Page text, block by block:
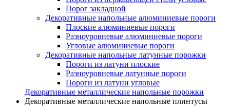
Порог закладной
Декоративные напольные алюминиевые пороги
Плоские алюминиевые пороги
Разноуровневые алюминиевые пороги
Угловые алюминиевые пороги
Декоративные напольные латунные порожки
Пороги из латуни плоские
Разноуровневые латунные пороги
Пороги из латуни угловые
Декоративные металлические напольные порожки
Декоративные металлические напольные плинтусы